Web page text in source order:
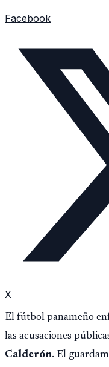
Facebook
X
El fútbol panameño
las acusaciones
Calderón. El